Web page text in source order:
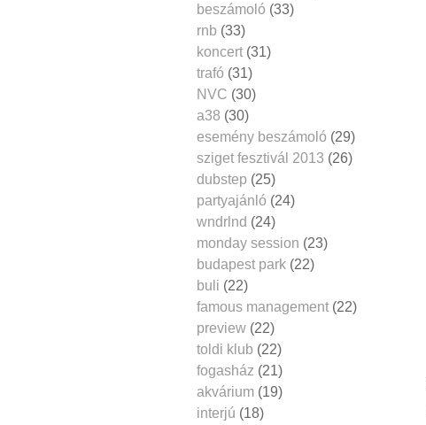
beszámoló (33)
rnb (33)
koncert (31)
trafó (31)
NVC (30)
a38 (30)
esemény beszámoló (29)
sziget fesztivál 2013 (26)
dubstep (25)
partyajánló (24)
wndrlnd (24)
monday session (23)
budapest park (22)
buli (22)
famous management (22)
preview (22)
toldi klub (22)
fogasház (21)
akvárium (19)
interjú (18)